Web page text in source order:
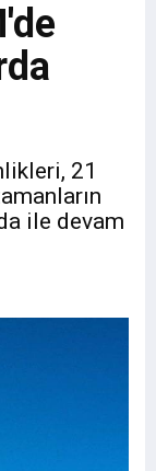
21
ile devam